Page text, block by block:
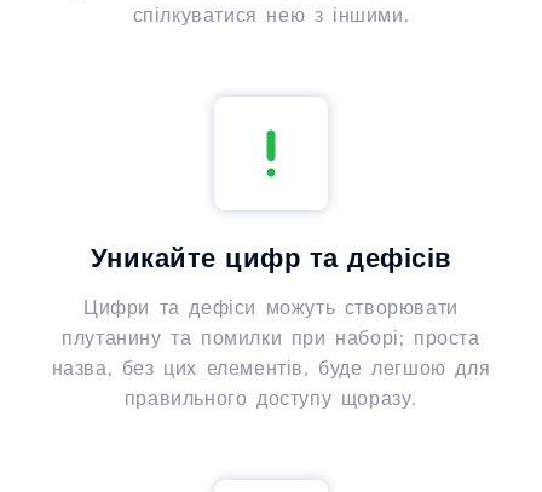
спілкуватися нею з іншими.
Уникайте цифр та дефісів
Цифри та дефіси можуть створювати
плутанину та помилки при наборі; проста
назва, без цих елементів, буде легшою для
правильного доступу щоразу.